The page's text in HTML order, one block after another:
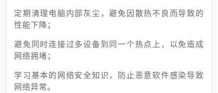
定期清理电脑内部灰尘，避免因散热不良而导致的
性能下降；
避免同时连接过多设备到同一个热点上，以免造成
网络拥堵；
学习基本的网络安全知识，防止恶意软件感染导致
网络异常。